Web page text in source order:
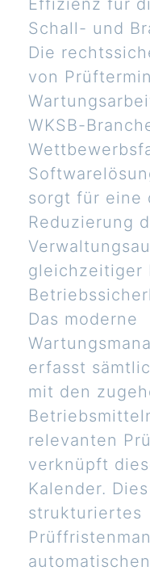
Effizienz für
Schall- und
Die
von
WKSB-
sorgt für eine
Reduzierung
gleichzeitiger
Das moderne
erfasst
mit den
relevanten
verknüpft
Kalender.
strukturiertes